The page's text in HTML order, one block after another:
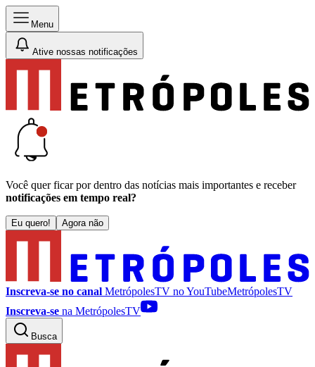
Menu
Ative nossas notificações
Você quer ficar por dentro das notícias mais importantes e receber
notificações em tempo real?
Eu quero! Agora não
Inscreva-se no canal MetrópolesTV noYouTubeMetrópolesTV
Inscreva-se na MetrópolesTV
Busca